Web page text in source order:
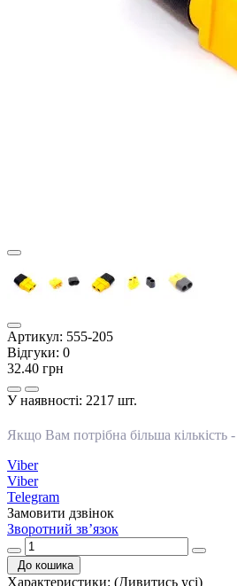
Артикул: 555-205
Відгуки: 0
32.40 грн
У наявності: 2217 шт.
Якщо Вам потрібна більша кількість -
Viber
Viber
Telegram
Замовити дзвінок
Зворотний зв’язок
До кошика
Характеристики: (Дивитись усі)